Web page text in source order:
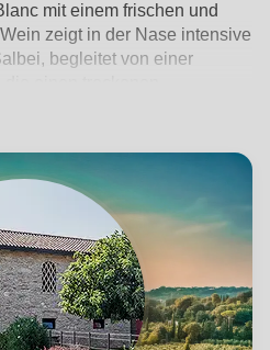
mit einem frischen und
zeigt in der Nase intensive
begleitet von einer
Schluck erwarten
Reinheit. Mit
% wird er am besten
und eignet sich
in Kombination mit Spargel,
Fisch. Hinter dieser
die seit drei
Weinbautradition pflegt und
des lokalen Terroirs